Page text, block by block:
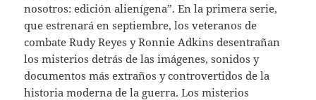
nosotros: edición alienígena”. En la primera serie,
que estrenará en septiembre, los veteranos de
combate Rudy Reyes y Ronnie Adkins desentrañan
los misterios detrás de las imágenes, sonidos y
documentos más extraños y controvertidos de la
historia moderna de la guerra. Los misterios